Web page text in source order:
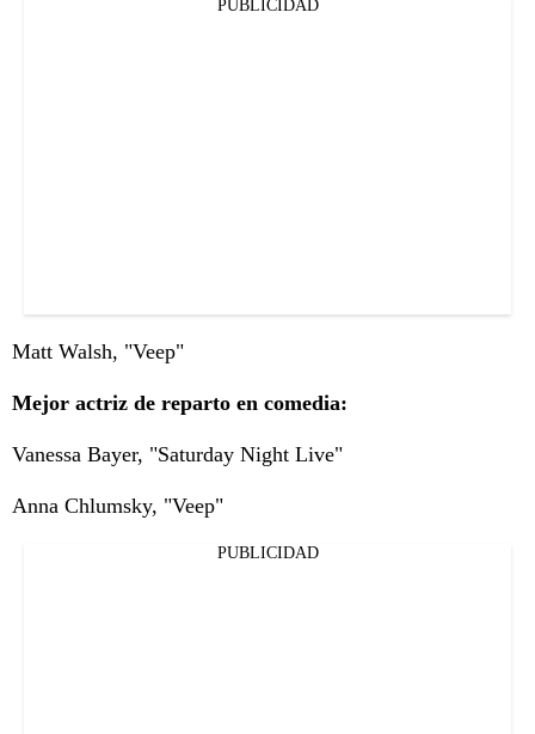
PUBLICIDAD
Matt Walsh, "Veep"
Mejor actriz de reparto en comedia:
Vanessa Bayer, "Saturday Night Live"
Anna Chlumsky, "Veep"
PUBLICIDAD